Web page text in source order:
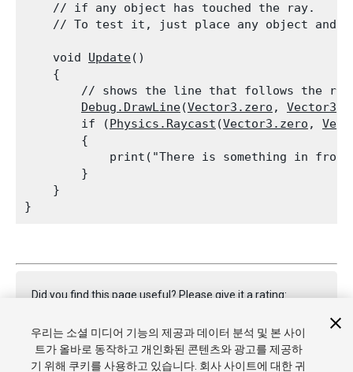
    // if any object has touched the ray.
// To test it, just place any object and
    void
Update()
    {
// shows the line that follows the
Debug.DrawLine(Vector3.zero ,
        if (
Physics.Raycast (Vector3.zero ,
        {
print("There is something in
        }
    }
Did you find this page useful? Please give it a rating:
Report a problem on this page
우리는 소셜 미디어 기능의 제공과 데이터 분석 및 본 사이
트가 올바로 동작하고 개인화된 콘텐츠와 광고를 제공하
기 위해 쿠키를 사용하고 있습니다. 회사 사이트에 대한 귀